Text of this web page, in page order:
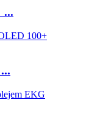
...